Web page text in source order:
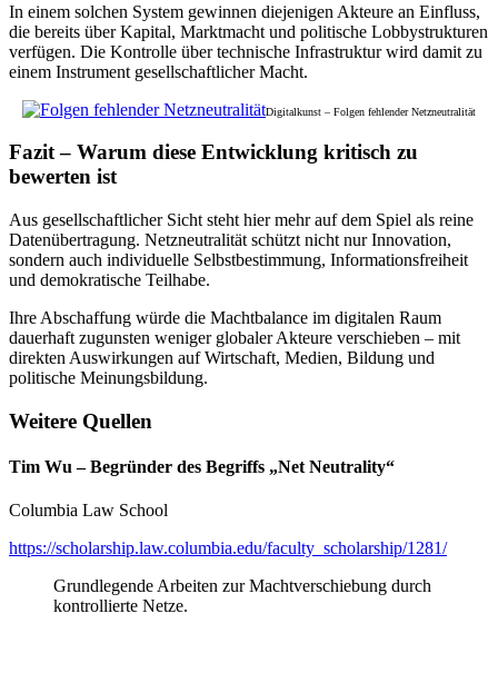
In einem solchen System gewinnen diejenigen Akteure an Einfluss,
die bereits über Kapital, Marktmacht und politische Lobbystrukturen
verfügen. Die Kontrolle über technische Infrastruktur wird damit zu
einem Instrument gesellschaftlicher Macht.
Digitalkunst – Folgen fehlender Netzneutralität
Fazit – Warum diese Entwicklung kritisch zu
bewerten ist
Aus gesellschaftlicher Sicht steht hier mehr auf dem Spiel als reine
Datenübertragung. Netzneutralität schützt nicht nur Innovation,
sondern auch individuelle Selbstbestimmung, Informationsfreiheit
und demokratische Teilhabe.
Ihre Abschaffung würde die Machtbalance im digitalen Raum
dauerhaft zugunsten weniger globaler Akteure verschieben – mit
direkten Auswirkungen auf Wirtschaft, Medien, Bildung und
politische Meinungsbildung.
Weitere Quellen
Tim Wu – Begründer des Begriffs „Net Neutrality“
Columbia Law School
https://scholarship.law.columbia.edu/faculty_scholarship/1281/
Grundlegende Arbeiten zur Machtverschiebung durch
kontrollierte Netze.